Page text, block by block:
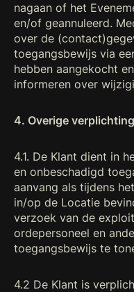
nagaan of het
en/of geannuleerd.
over de
toegangsbewijs via
hebben aangekocht
informeren over
4. Overige
4.1. De Klant dient in
en onbeschadigd
aanvang als tijdens
in/op de Locatie
verzoek van de
ordepersoneel en
toegangsbewijs te
4.2 De Klant is